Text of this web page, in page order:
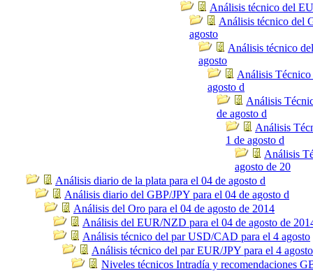
Análisis técnico del
Análisis técnico del
agosto
Análisis técnico
agosto
Análisis
agosto d
Análisis
de agosto d
Análisis
1 de agosto d
Análisis
agosto de 20
Análisis diario de la plata para el 04 de agosto d
Análisis diario del GBP/JPY para el 04 de agosto d
Análisis del Oro para el 04 de agosto de 2014
Análisis del EUR/NZD para el 04 de agosto de
Análisis técnico del par USD/CAD para el 4 agosto
Análisis técnico del par EUR/JPY para el 4 agosto
Niveles técnicos Intradía y recomendaciones